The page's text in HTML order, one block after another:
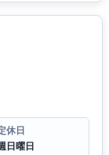
休日
日曜日